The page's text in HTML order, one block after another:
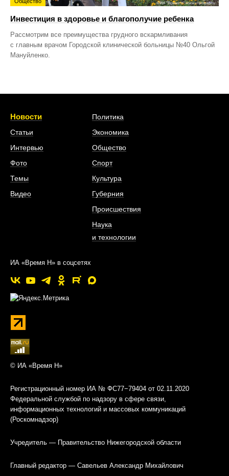
Инвестиция в здоровье и благополучие ребенка
Рассмотрим все преимущества грудного вскармливания
с главным врачом Городской клинической больницы №40 Ольгой
Мануйленко.
Новости
Статьи
Интервью
Фото
Темы
Видео
Политика
Экономика
Общество
Спорт
Культура
Губерния
Происшествия
Наука
и технологии
ИА «Время Н» в соцсетях
© ИА «Время Н»
Регистрационный номер ИА № ФС77−79404 от 02.11.2020
Федеральной службой по надзору в сфере связи,
информационных технологий и массовых коммуникаций
(Роскомнадзор)
Учредитель — Правительство Нижегородской области
Главный редактор — Савельев Александр Михайлович